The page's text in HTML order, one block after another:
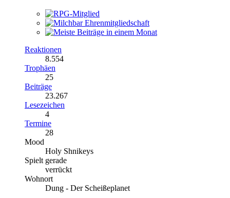
Reaktionen
8.554
Trophäen
25
Beiträge
23.267
Lesezeichen
4
Termine
28
Mood
Holy Shnikeys
Spielt gerade
verrückt
Wohnort
Dung - Der Scheißeplanet